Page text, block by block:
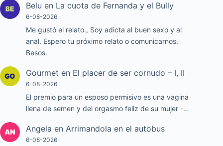
Belu en La cuota de Fernanda y el Bully
6-08-2026
Me gustó el relato., Soy adicta al buen sexo y al
anal. Espero tu próximo relato o comunicarnos.
Besos.
Gourmet en El placer de ser cornudo – I, II
6-08-2026
El premio para un esposo permisivo es una vagina
llena de semen y del orgasmo feliz de su mujer -…
Angela en Arrimandola en el autobus
6-08-2026